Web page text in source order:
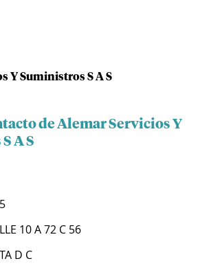
Y Suministros S A S
de Alemar Servicios Y
A S
10 A 72 C 56
D C